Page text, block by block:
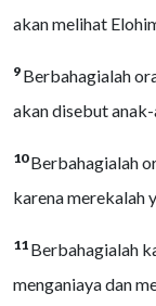
akan melihat
9 Berbahagialah
akan disebut
10Berbahagialah
karena merekalah
11 Berbahagialah
menganiaya dan